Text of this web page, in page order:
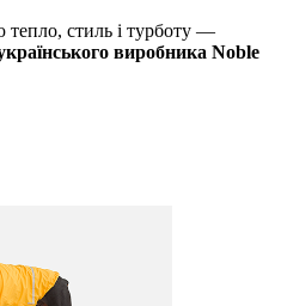
стиль і турботу —
виробника Noble